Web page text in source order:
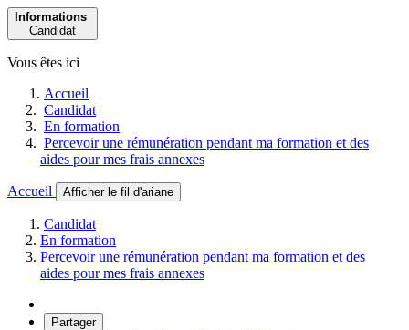
Informations
Candidat
Vous êtes ici
Accueil
Candidat
En formation
Percevoir une rémunération pendant ma formation et des
aides pour mes frais annexes
Accueil Afficher le fil d'ariane
Candidat
En formation
Percevoir une rémunération pendant ma formation et des
aides pour mes frais annexes
Partager